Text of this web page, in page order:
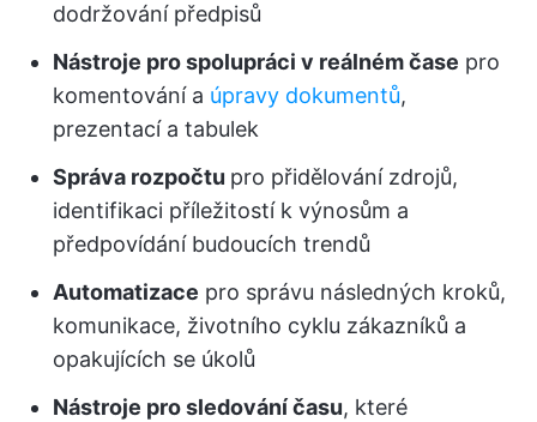
dodržování předpisů
Nástroje pro spolupráci v reálném čase pro
komentování a úpravy dokumentů,
prezentací a tabulek
Správa rozpočtu pro přidělování zdrojů,
identifikaci příležitostí k výnosům a
předpovídání budoucích trendů
Automatizace pro správu následných kroků,
komunikace, životního cyklu zákazníků a
opakujících se úkolů
Nástroje pro sledování času, které